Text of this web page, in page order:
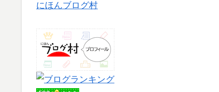
にほんブログ村